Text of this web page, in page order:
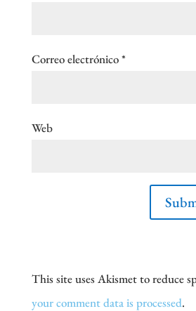
Correo electrónico*
Web
This site uses Akismet to reduce
your comment data is processed.